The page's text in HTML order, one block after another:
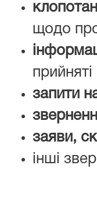
щодо
запити
заяви,
інші